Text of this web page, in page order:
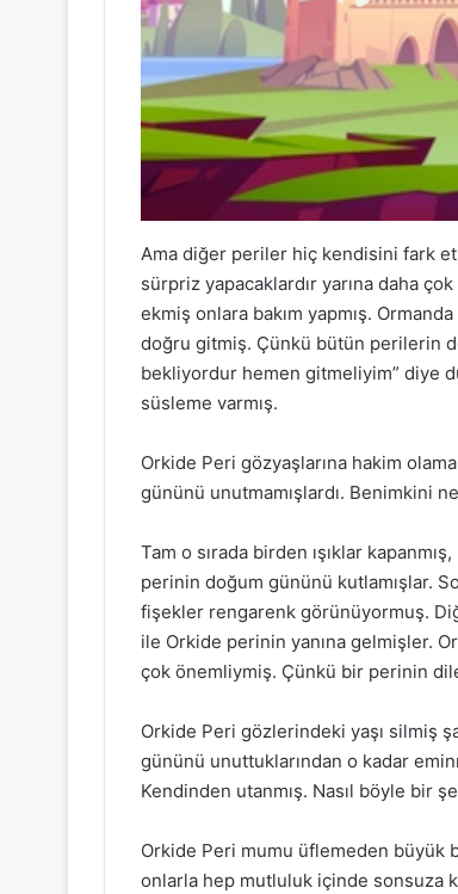
Ama diğer periler hiç kendisini fark
sürpriz yapacaklardır yarına daha
ekmiş onlara bakım yapmış.
doğru gitmiş. Çünkü bütün perilerin
bekliyordur hemen gitmeliyim” diye
süsleme varmış.
Orkide Peri gözyaşlarına hakim
gününü unutmamışlardı. Benimkini
Tam o sırada birden ışıklar
perinin doğum gününü kutlamışlar.
fişekler rengarenk görünüyormuş.
ile Orkide perinin yanına gelmişler.
çok önemliymiş. Çünkü bir perinin
Orkide Peri gözlerindeki yaşı silmiş
gününü unuttuklarından o kadar
Kendinden utanmış. Nasıl böyle bir
Orkide Peri mumu üflemeden büyük
onlarla hep mutluluk içinde sonsuza